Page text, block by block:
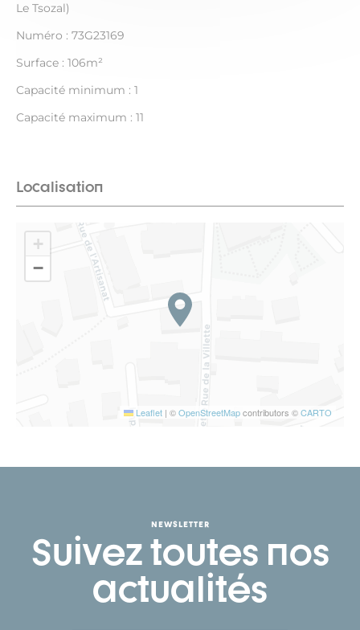
Le Tsozal)
Numéro : 73G23169
Surface : 106m²
Capacité minimum : 1
Capacité maximum : 11
Localisation
+
−
Leaflet | ©OpenStreetMapcontributors ©CARTO
NEWSLETTER
Suivez toutes nos
actualités